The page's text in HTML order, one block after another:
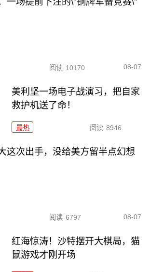
阅读 10170 08-07
美利坚一场电子战演习，把自家
救护机送了命！
最热 阅读 8946
这次出手，没给美方留半点幻想
阅读 6797 08-07
红海惊涛！沙特摆开大棋局，猫
鼠游戏才刚开场